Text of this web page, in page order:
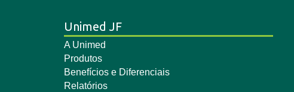
Unimed JF
A Unimed
Produtos
Benefícios e Diferenciais
Relatórios